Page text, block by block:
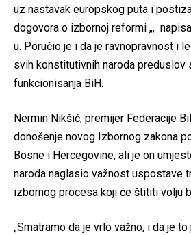
uz nastavak europskog puta i
dogovora o izbornoj reformi „,
u. Poručio je i da je ravnopravnost i
svih konstitutivnih naroda preduslov
funkcionisanja BiH.
Nermin Nikšić, premijer Federacije
donošenje novog Izbornog zakona
Bosne i Hercegovine, ali je on
naroda naglasio važnost uspostave
izbornog procesa koji će štititi volju
„Smatramo da je vrlo važno, i da je